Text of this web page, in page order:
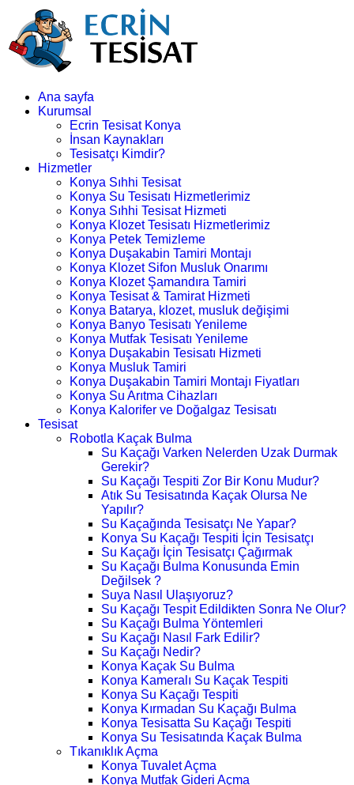
Ana sayfa
Kurumsal
Ecrin Tesisat Konya
İnsan Kaynakları
Tesisatçı Kimdir?
Hizmetler
Konya Sıhhi Tesisat
Konya Su Tesisatı Hizmetlerimiz
Konya Sıhhi Tesisat Hizmeti
Konya Klozet Tesisatı Hizmetlerimiz
Konya Petek Temizleme
Konya Duşakabin Tamiri Montajı
Konya Klozet Sifon Musluk Onarımı
Konya Klozet Şamandıra Tamiri
Konya Tesisat & Tamirat Hizmeti
Konya Batarya, klozet, musluk değişimi
Konya Banyo Tesisatı Yenileme
Konya Mutfak Tesisatı Yenileme
Konya Duşakabin Tesisatı Hizmeti
Konya Musluk Tamiri
Konya Duşakabin Tamiri Montajı Fiyatları
Konya Su Arıtma Cihazları
Konya Kalorifer ve Doğalgaz Tesisatı
Tesisat
Robotla Kaçak Bulma
Su Kaçağı Varken Nelerden Uzak Durmak
Gerekir?
Su Kaçağı Tespiti Zor Bir Konu Mudur?
Atık Su Tesisatında Kaçak Olursa Ne
Yapılır?
Su Kaçağında Tesisatçı Ne Yapar?
Konya Su Kaçağı Tespiti İçin Tesisatçı
Su Kaçağı İçin Tesisatçı Çağırmak
Su Kaçağı Bulma Konusunda Emin
Değilsek ?
Suya Nasıl Ulaşıyoruz?
Su Kaçağı Tespit Edildikten Sonra Ne Olur?
Su Kaçağı Bulma Yöntemleri
Su Kaçağı Nasıl Fark Edilir?
Su Kaçağı Nedir?
Konya Kaçak Su Bulma
Konya Kameralı Su Kaçak Tespiti
Konya Su Kaçağı Tespiti
Konya Kırmadan Su Kaçağı Bulma
Konya Tesisatta Su Kaçağı Tespiti
Konya Su Tesisatında Kaçak Bulma
Tıkanıklık Açma
Konya Tuvalet Açma
Konya Mutfak Gideri Açma